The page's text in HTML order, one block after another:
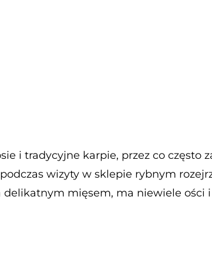
i tradycyjne karpie, przez co często
wizyty w sklepie rybnym
delikatnym mięsem, ma niewiele ości